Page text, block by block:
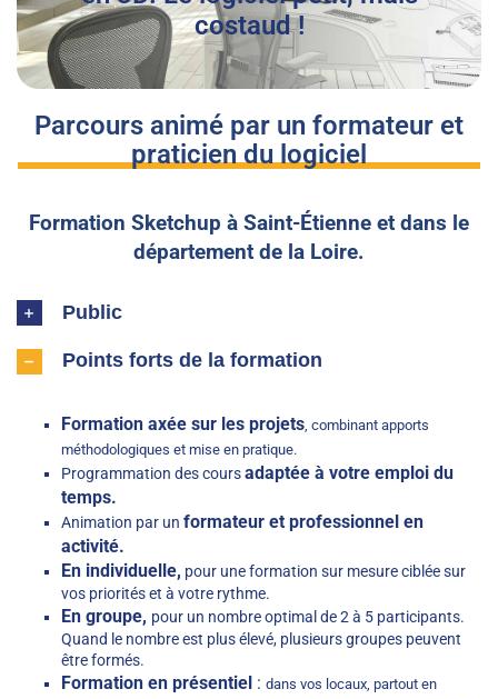
costaud !
Parcours animé par un formateur et
praticien du logiciel
Formation Sketchup à Saint-Étienne et dans le
département de la Loire.
Public
Points forts de la formation
Formation axée sur les projets, combinant apports
méthodologiques et mise en pratique.
Programmation des coursadaptée à votre emploi du
temps.
Animation par un formateur et professionnel en
activité.
En individuelle, pour une formation sur mesure ciblée sur
vos priorités et à votre rythme.
En groupe, pour un nombre optimal de 2 à 5 participants.
Quand le nombre est plus élevé, plusieurs groupes peuvent
être formés.
Formation en présentiel: dans vos locaux, partout en